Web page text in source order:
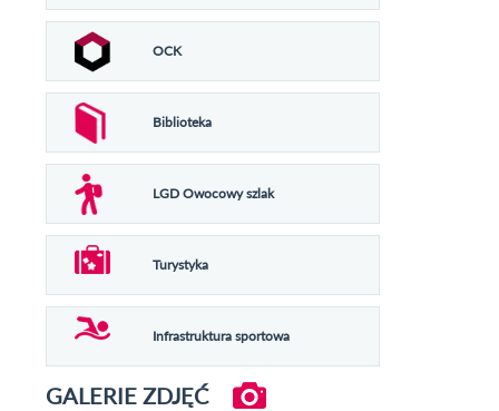
OCK
Biblioteka
LGD Owocowy szlak
Turystyka
Infrastruktura sportowa
GALERIE ZDJĘĆ